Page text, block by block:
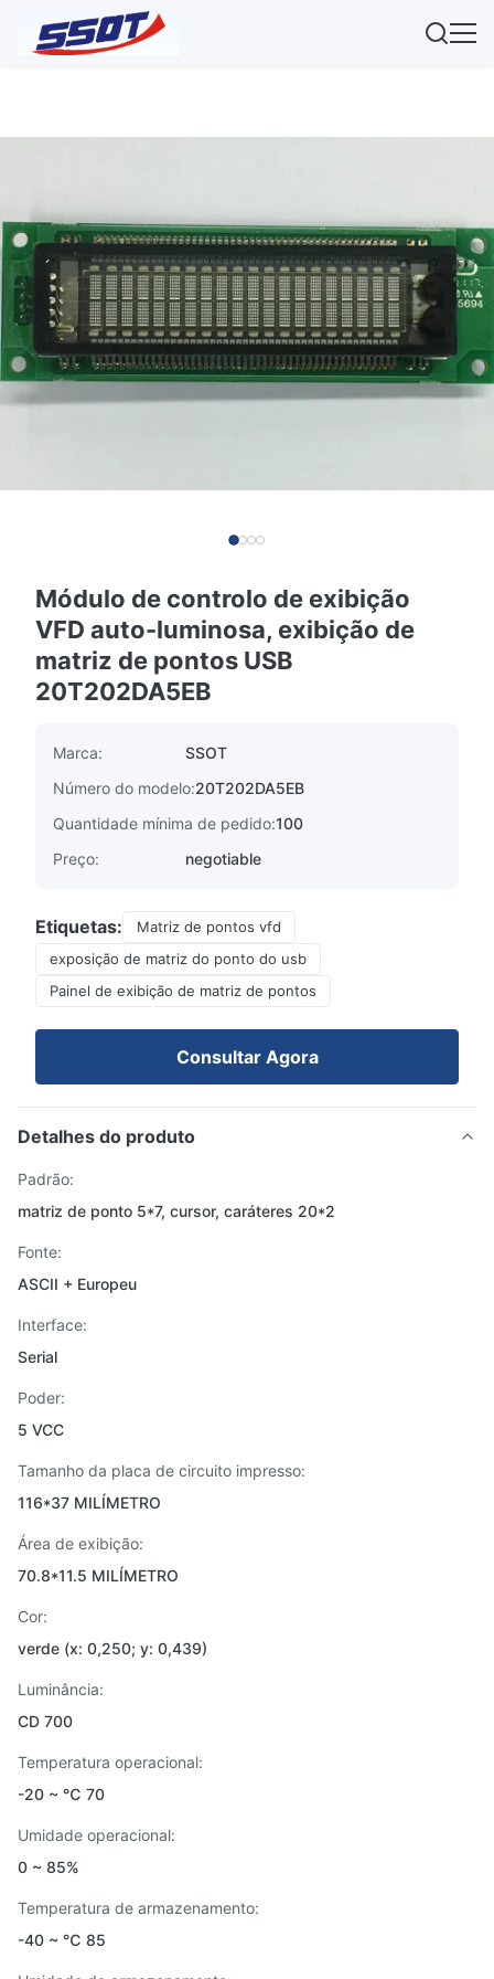
Módulo de controlo de exibição
VFD auto-luminosa, exibição de
matriz de pontos USB
20T202DA5EB
Marca:
SSOT
Número do modelo:20T202DA5EB
Quantidade mínima de pedido:100
Preço:
negotiable
Etiquetas:
Matriz de pontos vfd
exposição de matriz do ponto do usb
Painel de exibição de matriz de pontos
Consultar Agora
Detalhes do produto
Padrão:
matriz de ponto 5*7, cursor, caráteres 20*2
Fonte:
ASCII + Europeu
Interface:
Serial
Poder:
5 VCC
Tamanho da placa de circuito impresso:
116*37 MILÍMETRO
Área de exibição:
70.8*11.5 MILÍMETRO
Cor:
verde (x: 0,250; y: 0,439)
Luminância:
CD 700
Temperatura operacional:
-20 ~ ℃ 70
Umidade operacional:
0 ~ 85%
Temperatura de armazenamento:
-40 ~ ℃ 85